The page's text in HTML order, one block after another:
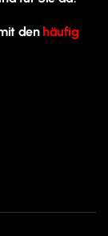
den häufig